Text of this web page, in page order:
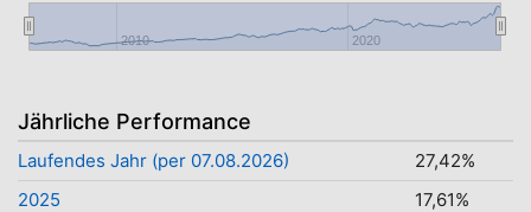
2010 2020
Jährliche Performance
Laufendes Jahr (per 07.08.2026)
27,42%
2025
17,61%